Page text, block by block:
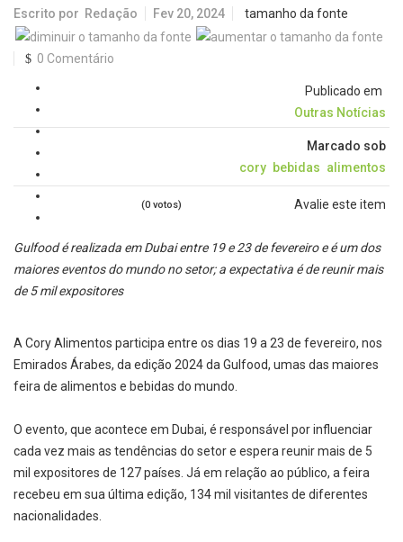
Escrito por Redação Fev 20, 2024 tamanho da fonte
0 Comentário
Publicado em
Outras Notícias
Marcado sob
cory bebidas alimentos
Avalie este item
(0 votos)
Gulfood é realizada em Dubai entre 19 e 23 de fevereiro e é um dos
maiores eventos do mundo no setor; a expectativa é de reunir mais
de 5 mil expositores
A Cory Alimentos participa entre os dias 19 a 23 de fevereiro, nos
Emirados Árabes, da edição 2024 da Gulfood, umas das maiores
feira de alimentos e bebidas do mundo.
O evento, que acontece em Dubai, é responsável por influenciar
cada vez mais as tendências do setor e espera reunir mais de 5
mil expositores de 127 países. Já em relação ao público, a feira
recebeu em sua última edição, 134 mil visitantes de diferentes
nacionalidades.